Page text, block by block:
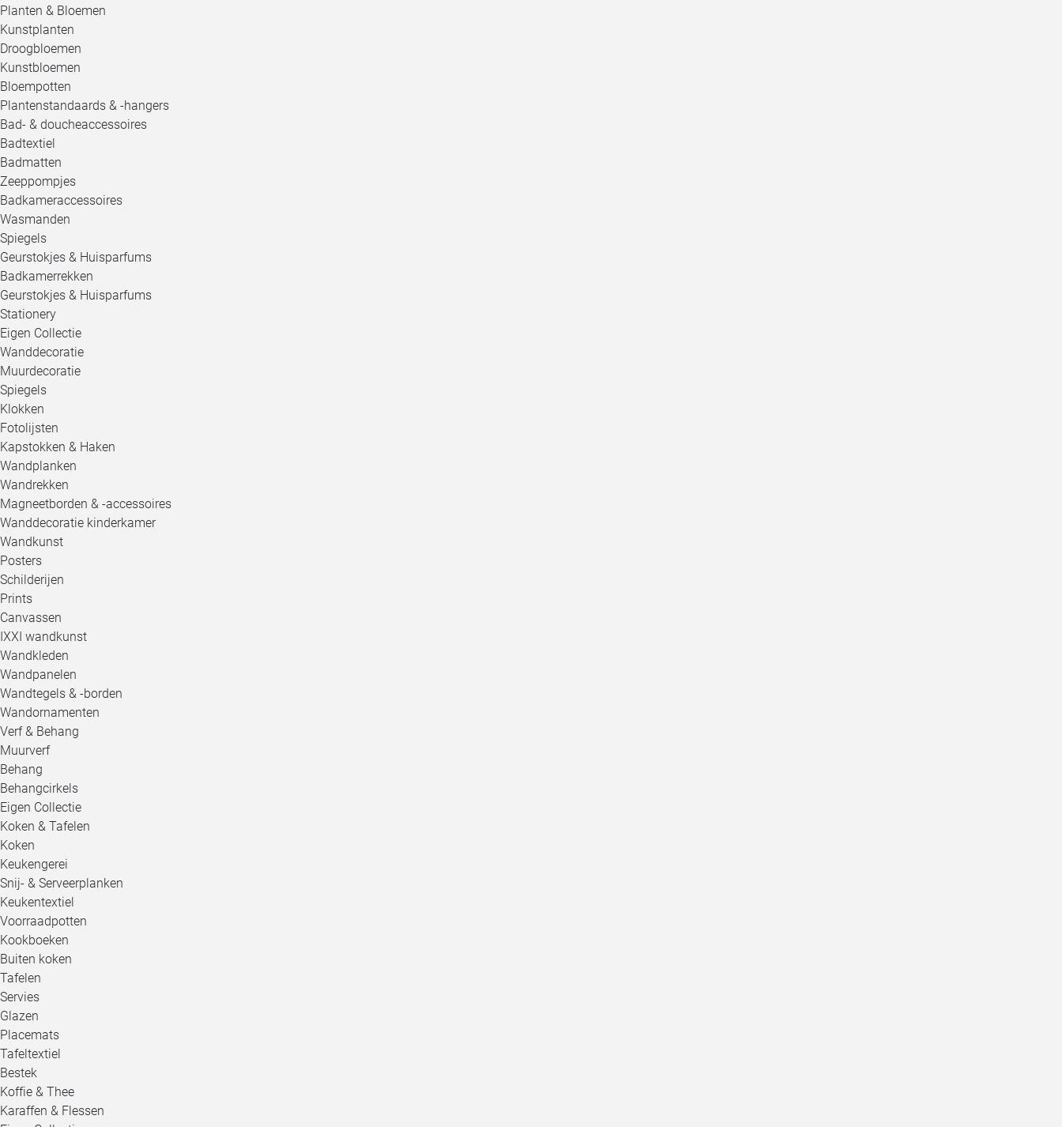
Planten & Bloemen
Kunstplanten
Droogbloemen
Kunstbloemen
Bloempotten
Plantenstandaards & -hangers
Bad- & doucheaccessoires
Badtextiel
Badmatten
Zeeppompjes
Badkameraccessoires
Wasmanden
Spiegels
Geurstokjes & Huisparfums
Badkamerrekken
Geurstokjes & Huisparfums
Stationery
Eigen Collectie
Wanddecoratie
Muurdecoratie
Spiegels
Klokken
Fotolijsten
Kapstokken & Haken
Wandplanken
Wandrekken
Magneetborden & -accessoires
Wanddecoratie kinderkamer
Wandkunst
Posters
Schilderijen
Prints
Canvassen
IXXI wandkunst
Wandkleden
Wandpanelen
Wandtegels & -borden
Wandornamenten
Verf & Behang
Muurverf
Behang
Behangcirkels
Eigen Collectie
Koken & Tafelen
Koken
Keukengerei
Snij- & Serveerplanken
Keukentextiel
Voorraadpotten
Kookboeken
Buiten koken
Tafelen
Servies
Glazen
Placemats
Tafeltextiel
Bestek
Koffie & Thee
Karaffen & Flessen